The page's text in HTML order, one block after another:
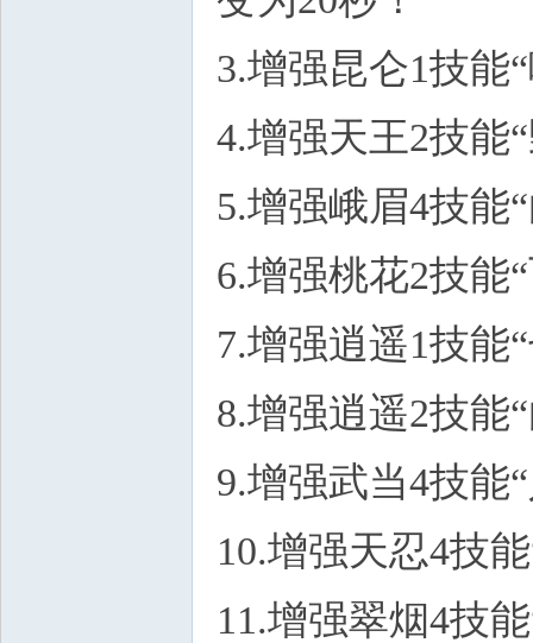
3.增强昆仑1技能
4.增强天王2技能
5.增强峨眉4技能
6.增强桃花2技能
7.增强逍遥1技能
8.增强逍遥2技能
9.增强武当4技能
10.增强天忍4技
11.增强翠烟4技